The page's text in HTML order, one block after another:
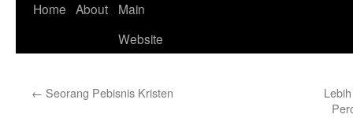
Home About
Main
Website
← Seorang Pebisnis Kristen